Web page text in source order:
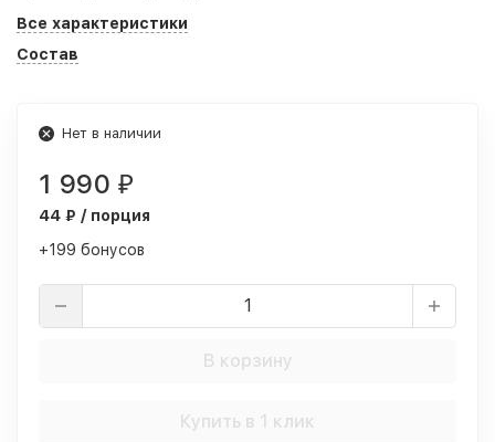
Все характеристики
Состав
Нет в наличии
1 990 ₽
44 ₽ / порция
+199 бонусов
В корзину
Купить в 1 клик